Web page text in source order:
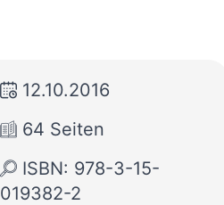
12.10.2016
64 Seiten
ISBN: 978-3-15-
019382-2